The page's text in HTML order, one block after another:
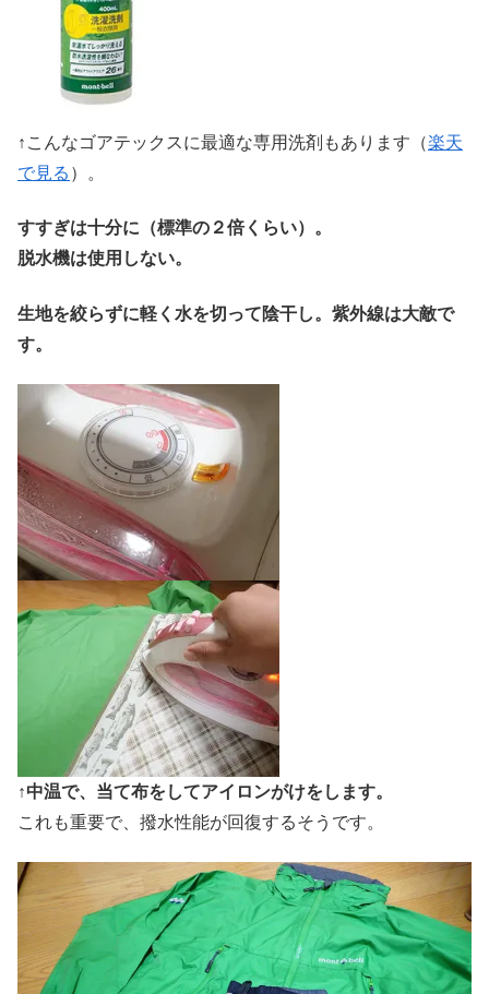
↑こんなゴアテックスに最適な専用洗剤もあります（楽天
で見る ）。
すすぎは十分に（標準の２倍くらい）。
脱水機は使用しない。
生地を絞らずに軽く水を切って陰干し。紫外線は大敵で
す。
↑中温で、当て布をしてアイロンがけをします。
これも重要で、撥水性能が回復するそうです。